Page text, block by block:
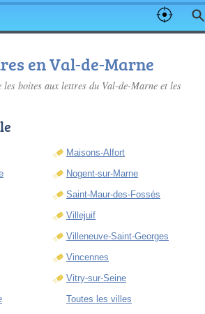
en Val-de-Marne
les boites aux lettres du Val-de-Marne et les
Maisons-Alfort
Nogent-sur-Marne
Saint-Maur-des-Fossés
Villejuif
Villeneuve-Saint-Georges
Vincennes
Vitry-sur-Seine
Toutes les villes